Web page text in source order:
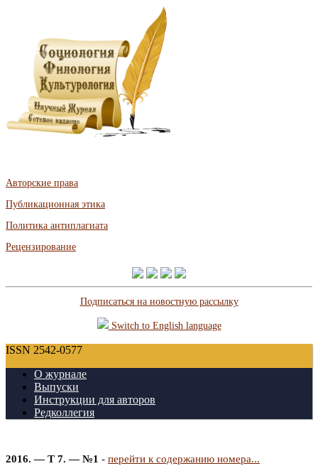
Авторские права
Публикационная этика
Политика антиплагиата
Рецензирование
Подписаться на новостную рассылку
Switch to English language
ISSN 2542-0577
О журнале
Выпуски
Инструкции для авторов
Редколлегия
2016. — Т 7. — №1 - перейти к содержанию номера...